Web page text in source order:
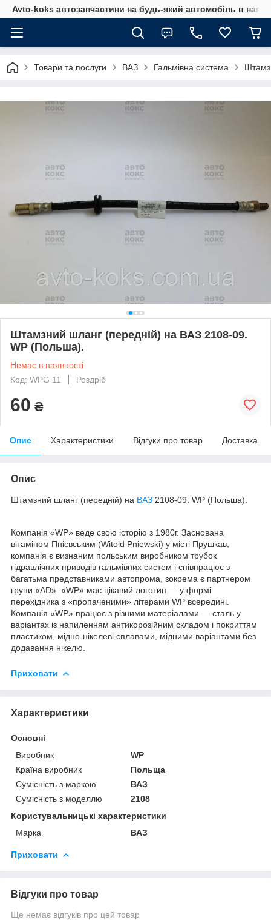
Avto-koks автозапчастини на будь-який автомобіль в
Товари та послуги ВАЗ Гальмівна система
Штамзний шланг (передній) на ВАЗ 2108-09.
WP (Польша).
Немає в наявності
Код: WPG 11
Роздріб
60 ₴
Опис Характеристики Відгуки про товар Доставка
Опис
Штамзний шланг (передній) на ВАЗ 2108-09. WP (Польша).
Компанія «WP» веде свою історію з 1980г. Заснована
вітаміном Пнієвським (Witold Pniewski) у місті Прушкав,
компанія є визнаним польським виробником трубок
гідравлічних приводів гальмівних систем і співпрацює з
багатьма представниками автопрома, зокрема є партнером
групи «AD». «WP» має цікавий логотип — у формі
перехідника з «пропаченими» літерами WP всередині.
Компанія «WP» працює з різними матеріалами — сталь у
варіантах із напиленням антикорозійним складом і покриттям
пластиком, мідно-нікелеві сплавами, мідними варіантами без
додавання нікелю.
Приховати
Характеристики
Основні
Виробник
WP
Країна виробник
Польща
Сумісність з маркою
ВАЗ
Сумісність з моделлю
2108
Користувальницькі характеристики
Марка
ВАЗ
Приховати
Відгуки про товар
Ще немає відгуків про цей товар